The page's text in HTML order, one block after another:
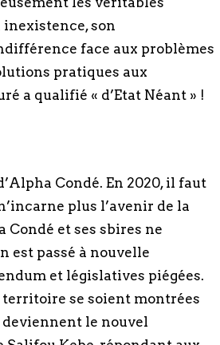
inexistence, son
face aux problèmes
pratiques aux
a qualifié « d’Etat Néant » !
Condé. En 2020, il faut
plus l’avenir de la
Condé et ses sbires ne
est passé à nouvelle
et législatives piégées.
territoire se soient montrées
deviennent le nouvel